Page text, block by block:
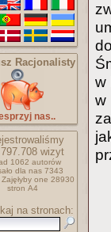
Racjonalisty
nas..
wizyt
1062 autorów
dla nas 7343
Zajęłyby one 28930
stron A4
na stronach:
w
w